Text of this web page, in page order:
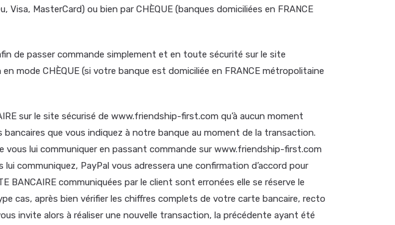
MasterCard) ou bien par CHÈQUE (banques domiciliées en FRANCE
de passer commande simplement et en toute sécurité sur le site
mode CHÈQUE (si votre banque est domiciliée en FRANCE métropolitaine
sur le site sécurisé de www.friendship-first.com qu’à aucun moment
que vous indiquez à notre banque au moment de la transaction.
vous lui communiquer en passant commande sur www.friendship-first.com
communiquez, PayPal vous adressera une confirmation d’accord pour
communiquées par le client sont erronées elle se réserve le
cas, après bien vérifier les chiffres complets de votre carte bancaire, recto
invite alors à réaliser une nouvelle transaction, la précédente ayant été